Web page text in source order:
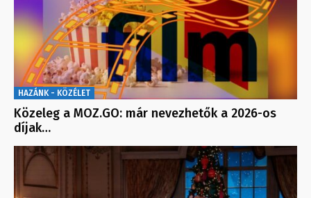
HAZÁNK - KÖZÉLET
Közeleg a MOZ.GO: már nevezhetők a 2026-os
díjak…